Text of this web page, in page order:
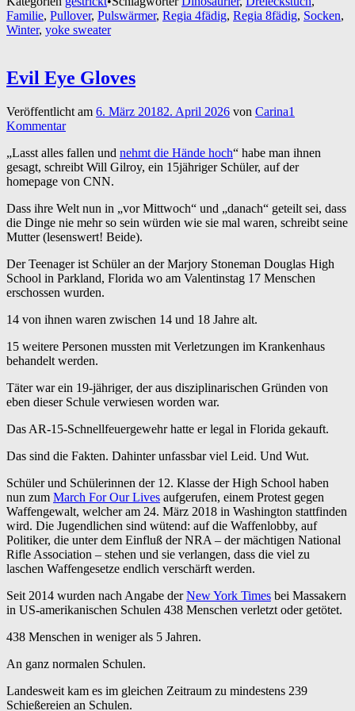
Familie, Pullover, Pulswärmer, Regia 4fädig, Regia 8fädig, Socken,
Winter, yoke sweater
Evil Eye Gloves
Veröffentlicht am 6. März 20182. April 2026 von Carina1
Kommentar
„Lasst alles fallen und nehmt die Hände hoch“ habe man ihnen
gesagt, schreibt Will Gilroy, ein 15jähriger Schüler, auf der
homepage von CNN.
Dass ihre Welt nun in „vor Mittwoch“ und „danach“ geteilt sei, dass
die Dinge nie mehr so sein würden wie sie mal waren, schreibt seine
Mutter (lesenswert! Beide).
Der Teenager ist Schüler an der Marjory Stoneman Douglas High
School in Parkland, Florida wo am Valentinstag 17 Menschen
erschossen wurden.
14 von ihnen waren zwischen 14 und 18 Jahre alt.
15 weitere Personen mussten mit Verletzungen im Krankenhaus
behandelt werden.
Täter warein 19-jähriger, der aus disziplinarischen Gründen von
eben dieser Schule verwiesen worden war.
Das AR-15-Schnellfeuergewehr hatte er legal in Florida gekauft.
Das sind die Fakten. Dahinter unfassbar viel Leid. Und Wut.
Schüler und Schülerinnen der 12. Klasse der High School haben
nun zum March For Our Lives aufgerufen, einem Protest gegen
Waffengewalt, welcher am 24. März 2018 in Washington stattfinden
wird. Die Jugendlichen sind wütend: auf die Waffenlobby, auf
Politiker, die unter dem Einfluß der NRA – der mächtigen National
Rifle Association – stehen und sie verlangen, dass die viel zu
laschen Waffengesetze endlich verschärft werden.
Seit 2014 wurden nach Angabe derNew York Times bei Massakern
in US-amerikanischen Schulen 438 Menschen verletzt oder getötet.
438 Menschen in weniger als 5 Jahren.
An ganz normalen Schulen.
Landesweit kam es im gleichen Zeitraum zu mindestens 239
Schießereien an Schulen.